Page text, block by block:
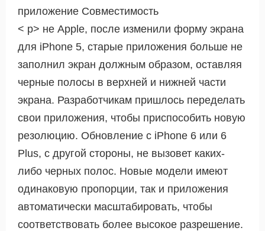
приложение Совместимость
< р> не Apple, после изменили форму экрана
для iPhone 5, старые приложения больше не
заполнил экран должным образом, оставляя
черные полосы в верхней и нижней части
экрана. Разработчикам пришлось переделать
свои приложения, чтобы приспособить новую
резолюцию. Обновление с iPhone 6 или 6
Plus, с другой стороны, не вызовет каких-
либо черных полос. Новые модели имеют
одинаковую пропорции, так и приложения
автоматически масштабировать, чтобы
соответствовать более высокое разрешение.